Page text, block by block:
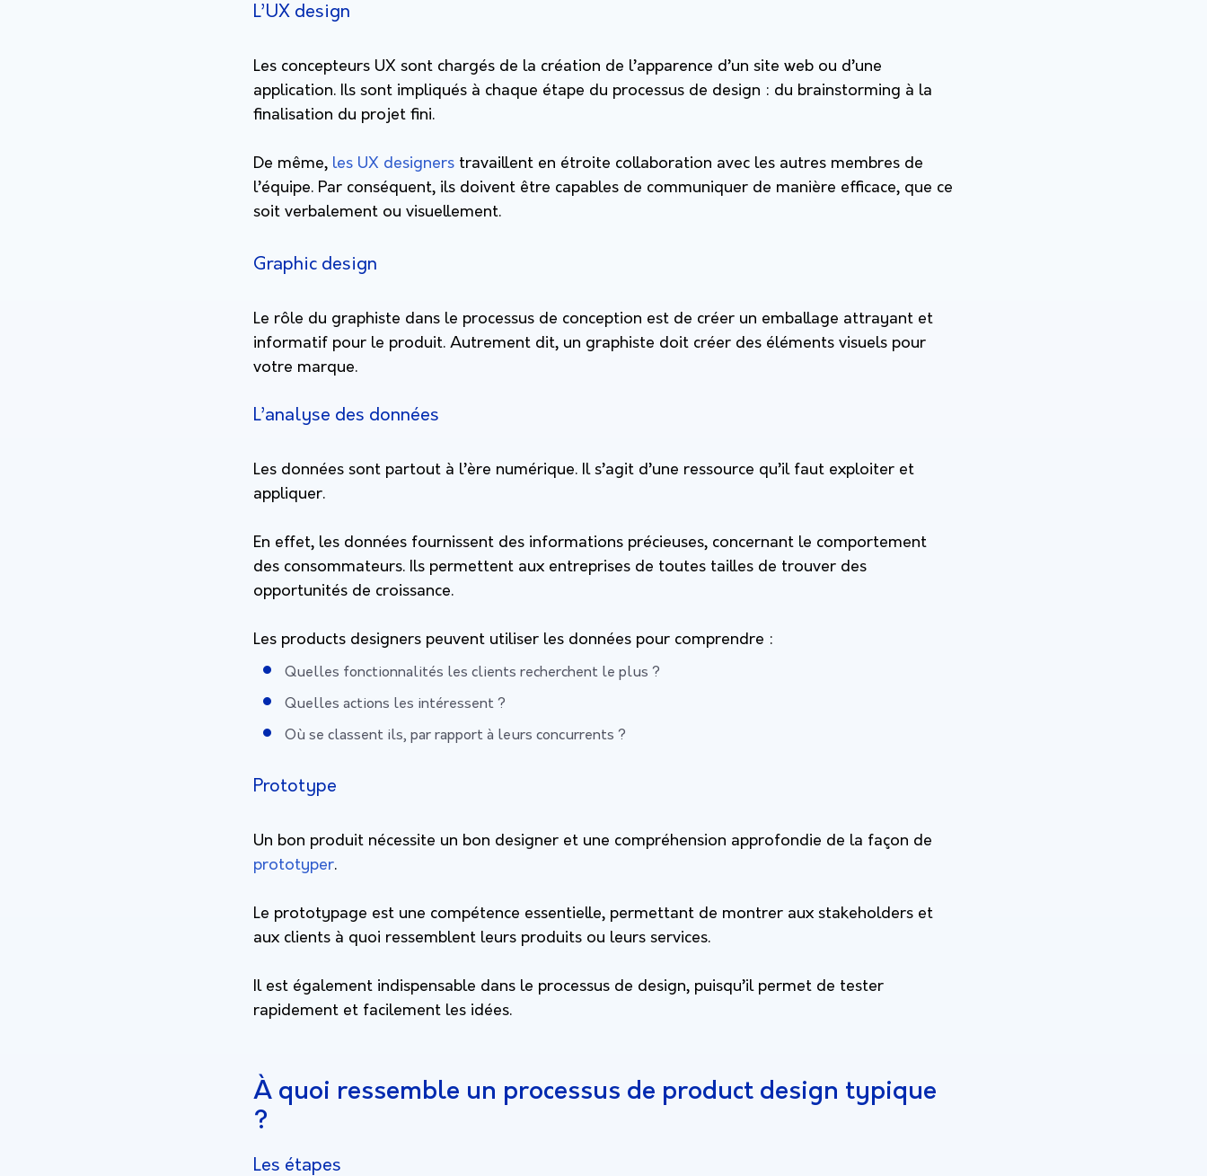
L’UX design
Les concepteurs UX sont chargés de la création de l’apparence d’un site web ou d’une
application. Ils sont impliqués à chaque étape du processus de design : du brainstorming à la
finalisation du projet fini.
De même, les UX designers travaillent en étroite collaboration avec les autres membres de
l’équipe. Par conséquent, ils doivent être capables de communiquer de manière efficace, que ce
soit verbalement ou visuellement.
Graphic design
Le rôle du graphiste dans le processus de conception est de créer un emballage attrayant et
informatif pour le produit. Autrement dit, un graphiste doit créer des éléments visuels pour
votre marque.
L’analyse des données
Les données sont partout à l’ère numérique. Il s’agit d’une ressource qu’il faut exploiter et
appliquer.
En effet, les données fournissent des informations précieuses, concernant le comportement
des consommateurs. Ils permettent aux entreprises de toutes tailles de trouver des
opportunités de croissance.
Les products designers peuvent utiliser les données pour comprendre :
Quelles fonctionnalités les clients recherchent le plus ?
Quelles actions les intéressent ?
Où se classent ils, par rapport à leurs concurrents ?
Prototype
Un bon produit nécessite un bon designer et une compréhension approfondie de la façon de
prototyper.
Le prototypage est une compétence essentielle, permettant de montrer aux stakeholders et
aux clients à quoi ressemblent leurs produits ou leurs services.
Il est également indispensable dans le processus de design, puisqu’il permet de tester
rapidement et facilement les idées.
À quoi ressemble un processus de product design typique
?
Les étapes